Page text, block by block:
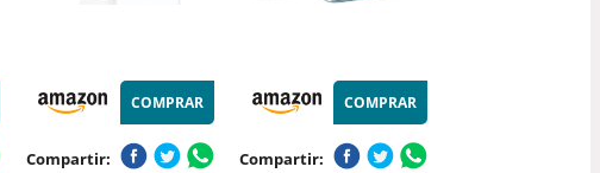
COMPRAR
Compartir:
COMPRAR
Compartir: